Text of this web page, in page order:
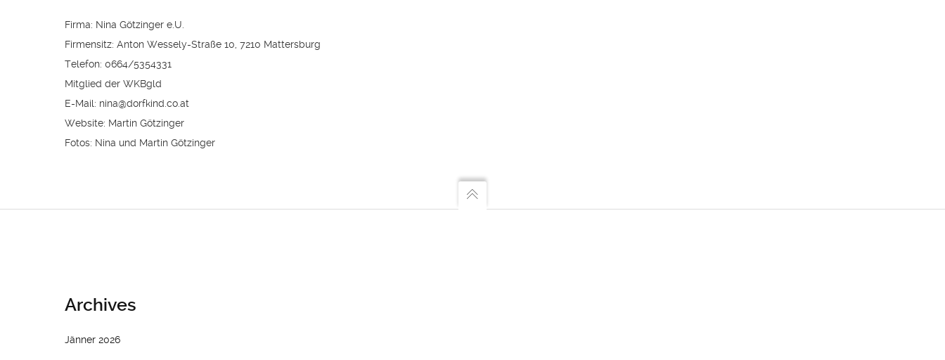
Firma: Nina Götzinger e.U.
Firmensitz: Anton Wessely-Straße 10, 7210 Mattersburg
Telefon: 0664/5354331
Mitglied der WKBgld
E-Mail: nina@dorfkind.co.at
Website: Martin Götzinger
Fotos: Nina und Martin Götzinger
Archives
Jänner 2026